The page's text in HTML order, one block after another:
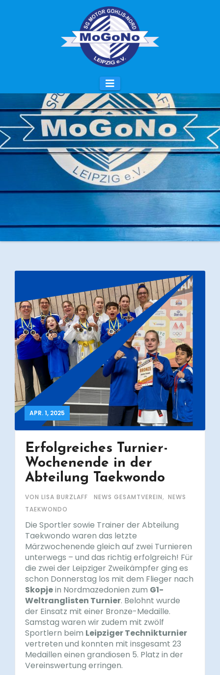
APR. 1, 2025
Erfolgreiches Turnier-
Wochenende in der
Abteilung Taekwondo
VON LISA BURZLAFF NEWS GESAMTVEREIN, NEWS
TAEKWONDO
Die Sportler sowie Trainer der Abteilung
Taekwondo waren das letzte
Märzwochenende gleich auf zwei Turnieren
unterwegs – und das richtig erfolgreich! Für
die zwei der Leipziger Zweikämpfer ging es
schon Donnerstag los mit dem Flieger nach
Skopjein Nordmazedonien zum G1-
Weltranglisten Turnier. Belohnt wurde
der Einsatz mit einer Bronze-Medaille.
Samstag waren wir zudem mit zwölf
Sportlern beim Leipziger Technikturnier
vertreten und konnten mit insgesamt 23
Medaillen einen grandiosen 5. Platz in der
Vereinswertung erringen.